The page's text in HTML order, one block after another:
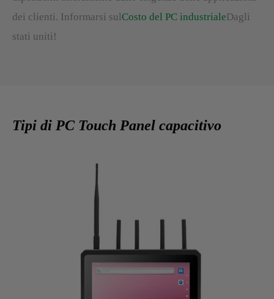
dei clienti. Informarsi sul Costo del PC industrialeDagli
stati uniti!
Tipi di PC Touch Panel capacitivo